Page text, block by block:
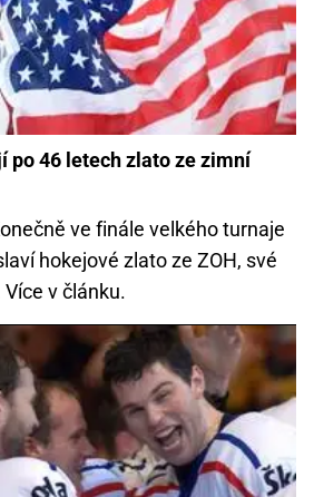
po 46 letech zlato ze zimní
ve finále velkého turnaje
hokejové zlato ze ZOH, své
v článku.